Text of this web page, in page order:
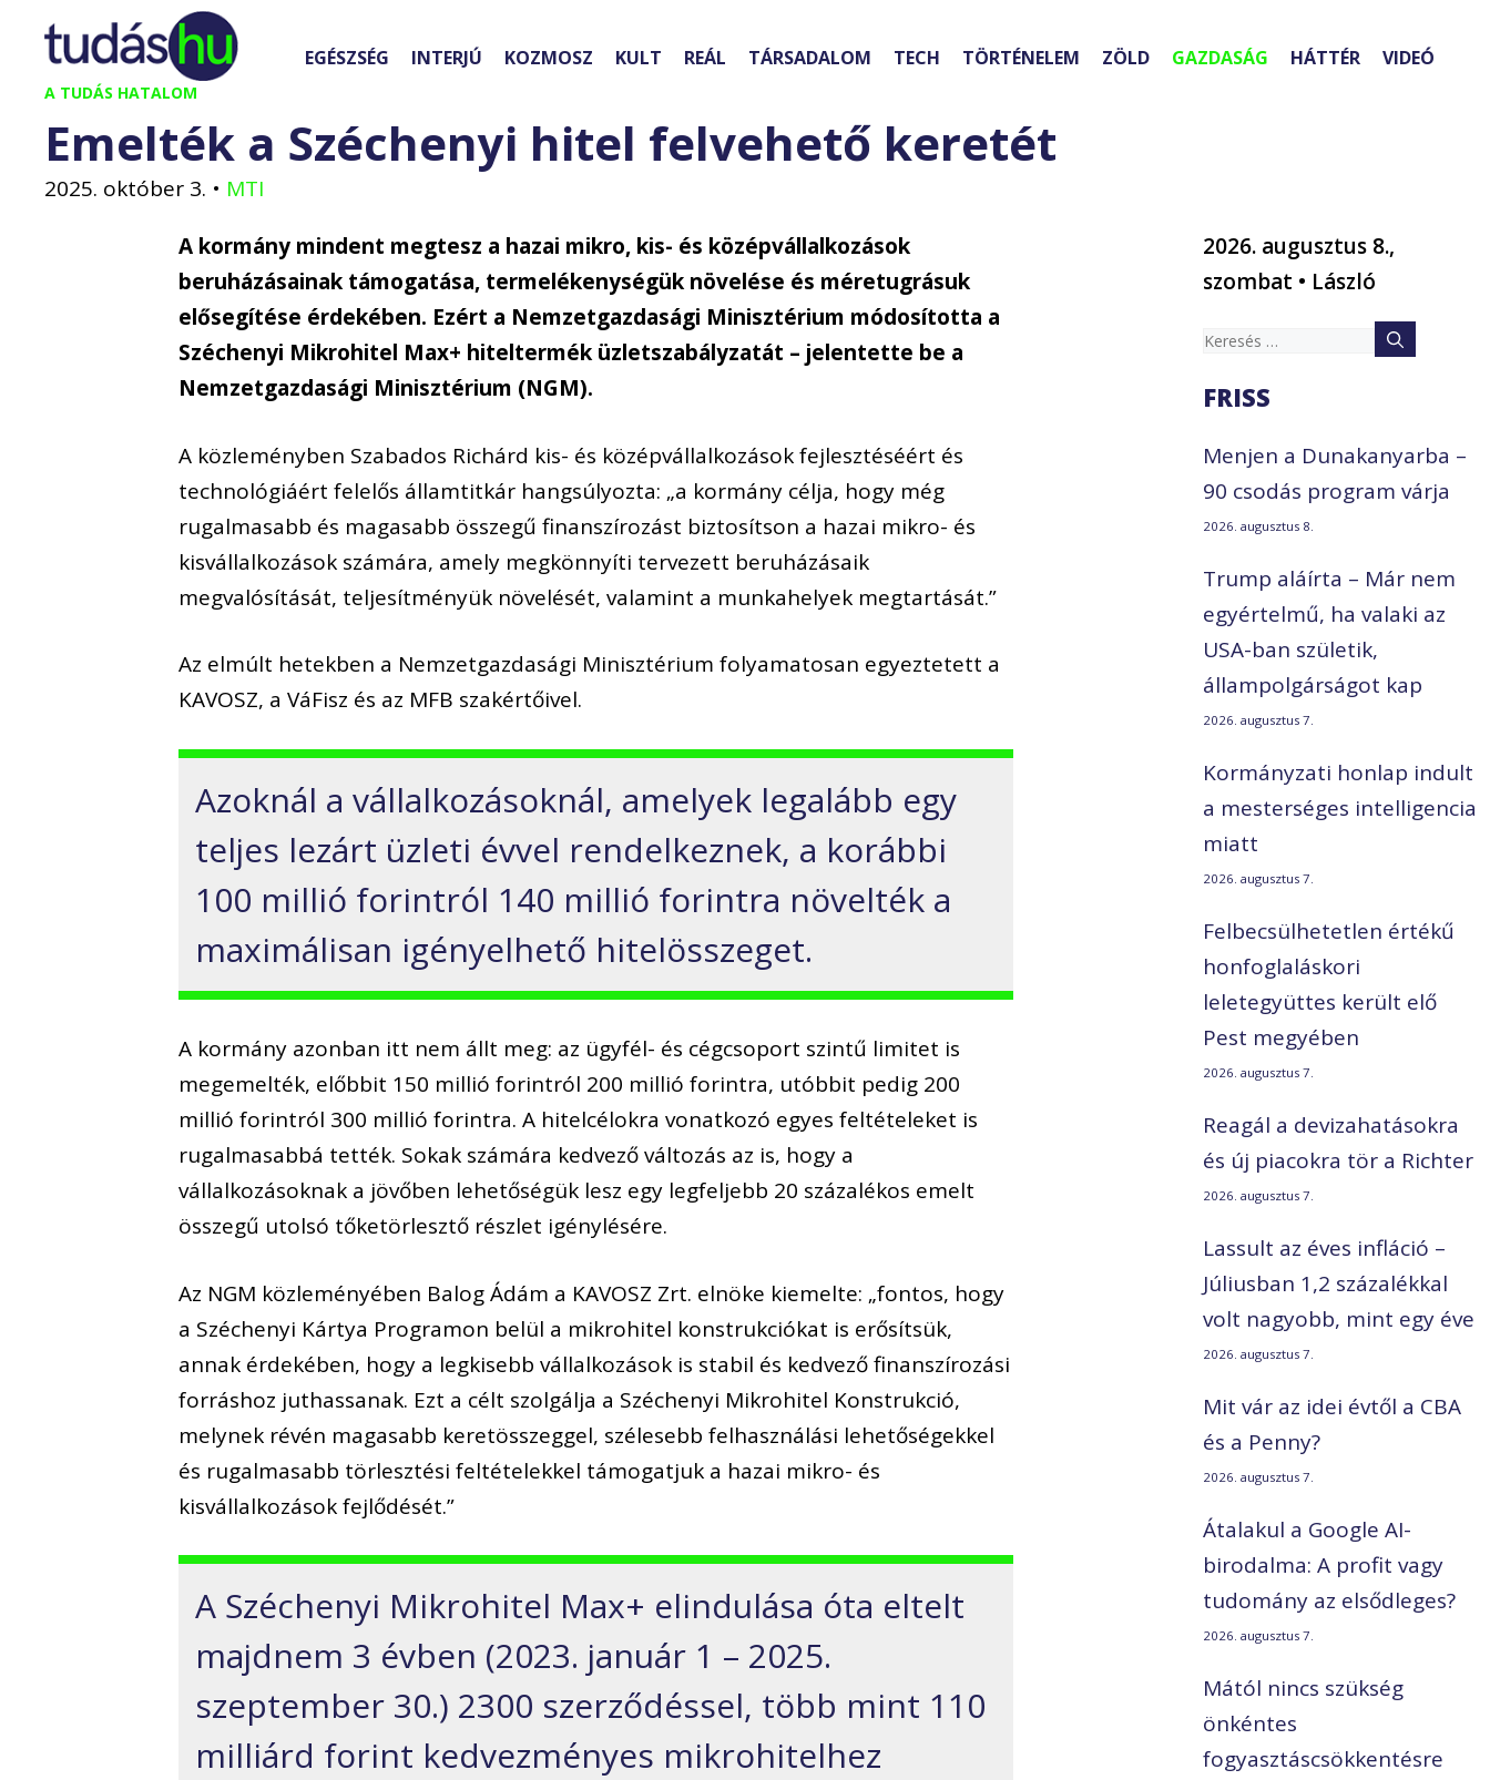
Kilépés
tartalomba
A TUDÁS HATALOM
EGÉSZSÉG INTERJÚ KOZMOSZ KULT REÁL TÁRSADALOM TECH TÖRTÉNELEM ZÖLD GAZDASÁG HÁTTÉR VIDEÓ
Emelték a Széchenyi hitel felvehető keretét
2025. október 3. • MTI
A kormány mindent megtesz a hazai mikro, kis- és középvállalkozások
beruházásainak támogatása, termelékenységük növelése és méretugrásuk
elősegítése érdekében. Ezért a Nemzetgazdasági Minisztérium módosította a
Széchenyi Mikrohitel Max+ hiteltermék üzletszabályzatát – jelentette be a
Nemzetgazdasági Minisztérium (NGM).
A közleményben Szabados Richárd kis- és középvállalkozások fejlesztéséért és
technológiáért felelős államtitkár hangsúlyozta: „a kormány célja, hogy még
rugalmasabb és magasabb összegű finanszírozást biztosítson a hazai mikro- és
kisvállalkozások számára, amely megkönnyíti tervezett beruházásaik
megvalósítását, teljesítményük növelését, valamint a munkahelyek megtartását.”
Az elmúlt hetekben a Nemzetgazdasági Minisztérium folyamatosan egyeztetett a
KAVOSZ, a VáFisz és az MFB szakértőivel.
Azoknál a vállalkozásoknál, amelyek legalább egy
teljes lezárt üzleti évvel rendelkeznek, a korábbi
100 millió forintról 140 millió forintra növelték a
maximálisan igényelhető hitelösszeget.
A kormány azonban itt nem állt meg: az ügyfél- és cégcsoport szintű limitet is
megemelték, előbbit 150 millió forintról 200 millió forintra, utóbbit pedig 200
millió forintról 300 millió forintra. A hitelcélokra vonatkozó egyes feltételeket is
rugalmasabbá tették. Sokak számára kedvező változás az is, hogy a
vállalkozásoknak a jövőben lehetőségük lesz egy legfeljebb 20 százalékos emelt
összegű utolsó tőketörlesztő részlet igénylésére.
Az NGM közleményében Balog Ádám a KAVOSZ Zrt. elnöke kiemelte: „fontos, hogy
a Széchenyi Kártya Programon belül a mikrohitel konstrukciókat is erősítsük,
annak érdekében, hogy a legkisebb vállalkozások is stabil és kedvező finanszírozási
forráshoz juthassanak. Ezt a célt szolgálja a Széchenyi Mikrohitel Konstrukció,
melynek révén magasabb keretösszeggel, szélesebb felhasználási lehetőségekkel
és rugalmasabb törlesztési feltételekkel támogatjuk a hazai mikro- és
kisvállalkozások fejlődését.”
A Széchenyi Mikrohitel Max+ elindulása óta eltelt
majdnem 3 évben (2023. január 1 – 2025.
szeptember 30.) 2300 szerződéssel, több mint 110
milliárd forint kedvezményes mikrohitelhez
2026. augusztus 8.,
szombat • László
Keresés:
FRISS
Menjen a Dunakanyarba –
90 csodás program várja
2026. augusztus 8.
Trump aláírta – Már nem
egyértelmű, ha valaki az
USA-ban születik,
állampolgárságot kap
2026. augusztus 7.
Kormányzati honlap indult
a mesterséges intelligencia
miatt
2026. augusztus 7.
Felbecsülhetetlen értékű
honfoglaláskori
leletegyüttes került elő
Pest megyében
2026. augusztus 7.
Reagál a devizahatásokra
és új piacokra tör a Richter
2026. augusztus 7.
Lassult az éves infláció –
Júliusban 1,2 százalékkal
volt nagyobb, mint egy éve
2026. augusztus 7.
Mit vár az idei évtől a CBA
és a Penny?
2026. augusztus 7.
Átalakul a Google AI-
birodalma: A profit vagy
tudomány az elsődleges?
2026. augusztus 7.
Mától nincs szükség
önkéntes
fogyasztáscsökkentésre